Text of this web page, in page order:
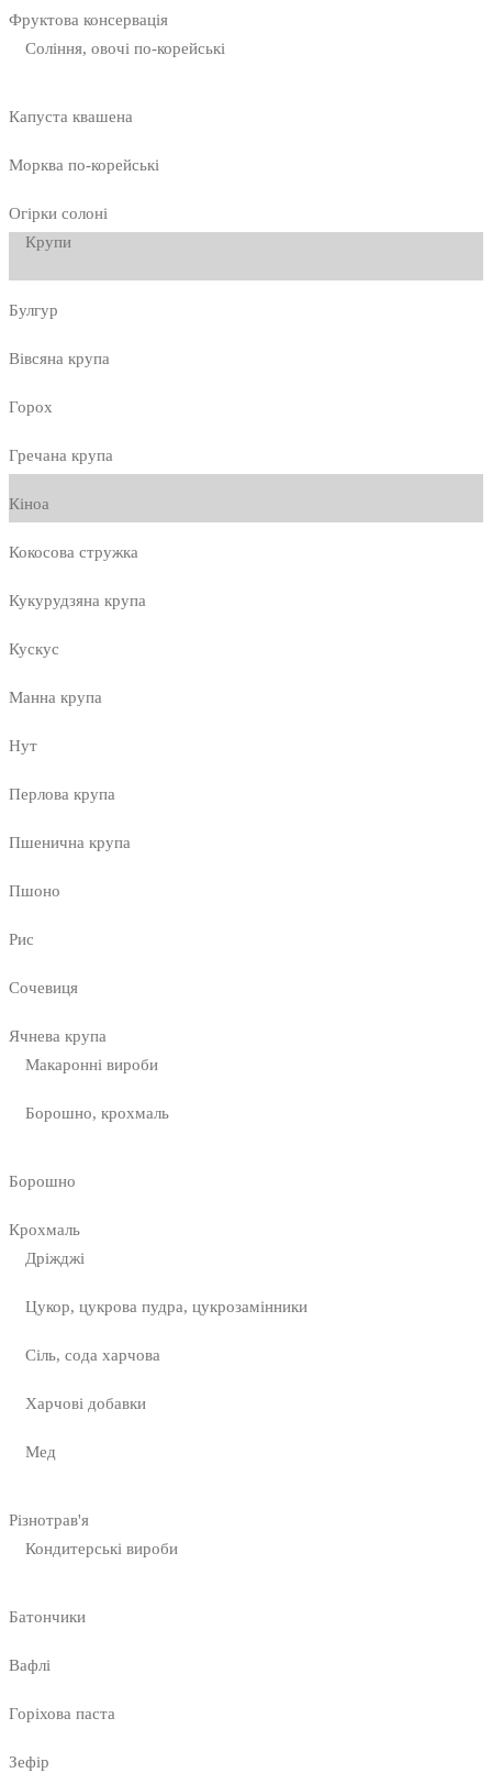
Фруктова консервація
Соління, овочі по-корейські
Капуста квашена
Морква по-корейські
Огірки солоні
Крупи
Булгур
Вівсяна крупа
Горох
Гречана крупа
Кіноа
Кокосова стружка
Кукурудзяна крупа
Кускус
Манна крупа
Нут
Перлова крупа
Пшенична крупа
Пшоно
Рис
Сочевиця
Ячнева крупа
Макаронні вироби
Борошно, крохмаль
Борошно
Крохмаль
Дріжджі
Цукор, цукрова пудра, цукрозамінники
Сіль, сода харчова
Харчові добавки
Мед
Різнотрав'я
Кондитерські вироби
Батончики
Вафлі
Горіхова паста
Зефір